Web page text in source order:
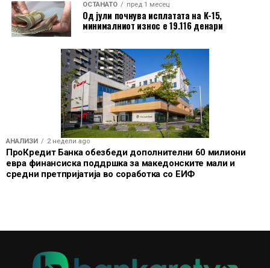
ОСТАНАТО пред 1 месец
Од јули почнува исплатата на К-15,
минималниот износ е 19.116 денари
АНАЛИЗИ 2 недели ago
ПроКредит Банка обезбеди дополнителни 60 милиони
евра финансиска поддршка за македонските мали и
средни претпријатија во соработка со ЕИФ